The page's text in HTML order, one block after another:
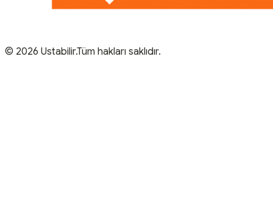
© 2026 Ustabilir.Tüm hakları saklıdır.